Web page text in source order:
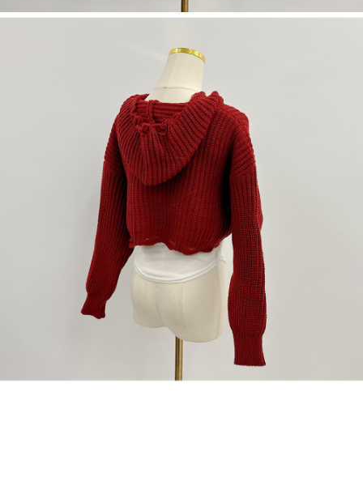
membolehkan pengguna membeli produk atau perkhidmatan melalui
tuntutan harga jual/beli ansuran kepada syarikat ini untuk membayar bil
menggunakan bil syarikat ini.
2. Berdasarkan tujuan kontrak persetujuan pembayaran menggunakan
"Pembayaran Ansuran Gogo", kedai akan memberikan maklumat peribadi
anda (termasuk nama, telefon atau alamat) kepada Taiwan Mobile untuk
pengumpulan, pemprosesan dan penggunaan, untuk pengesahan,
semakan dan pembetulan data yang diperlukan untuk bil ansuran oleh
3. Sila baca syarat perkhidmatan pengguna secara lengkap melalui
pautan berikut: https://oppay.tw/userRule